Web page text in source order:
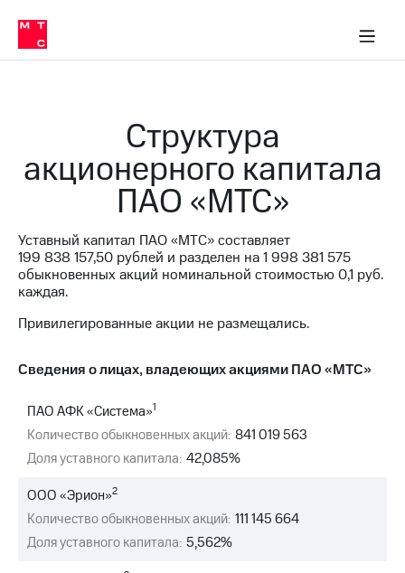
Медиа-центр
и акционерам
Устойчивое развитие
Комплаенс и деловая этика
компании
Карьера
История
компании
региона
Правовая
Контакты
Медиа-центр
МТС
о технологиях
Достижения
Интервью
Пресс-
релизы
Структура
акционерного капитала
ПАО «МТС»
Уставный капитал ПАО «МТС» составляет
199 838 157,50 рублей и разделен на1 998 381 575
обыкновенных акций номинальной стоимостью 0,1 руб.
каждая.
Привилегированные акции не размещались.
Сведения о лицах, владеющих акциями ПАО «МТС»
ПАО АФК «Система»1
Количество обыкновенных акций: 841 019 563
Доля уставного капитала: 42,085%
ООО «Эрион»2
Количество обыкновенных акций: 111 145 664
Доля уставного капитала: 5,562%